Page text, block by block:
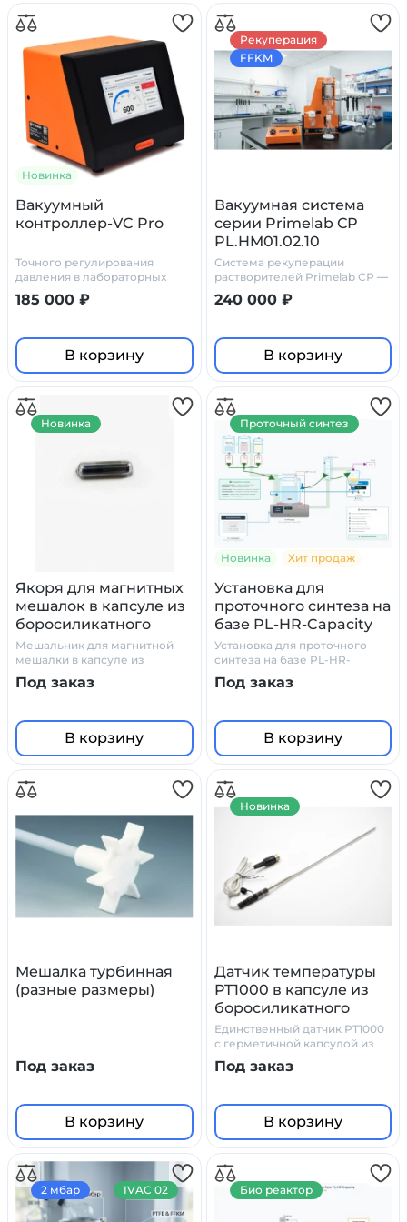
Новинка
Вакуумный
контроллер-VC Pro
Точного регулирования
давления в лабораторных
установках
185 000 ₽
В корзину
Вакуумная система
серии Primelab СР
PL.HM01.02.10
Система рекуперации
растворителей Primelab СР —
химически стойкое решение
для лабораторий
240 000 ₽
В корзину
Рекуперация
FFKM
Якоря для магнитных
мешалок в капсуле из
боросиликатного
стекла
Мешальник для магнитной
мешалки в капсуле из
боросиликатного стекла
Под заказ
В корзину
Новинка
Новинка Хит продаж
Установка для
проточного синтеза на
базе PL-HR-Capacity
Установка для проточного
синтеза на базе PL-HR-
Capacity
Под заказ
В корзину
Проточный синтез
Мешалка турбинная
(разные размеры)
Под заказ
В корзину
Датчик температуры
PT1000 в капсуле из
боросиликатного
стекла
Единственный датчик PT1000
с герметичной капсулой из
химически стойкого
боросиликатного стекла
Под заказ
В корзину
Новинка
2 мбар IVAC 02 Био реактор